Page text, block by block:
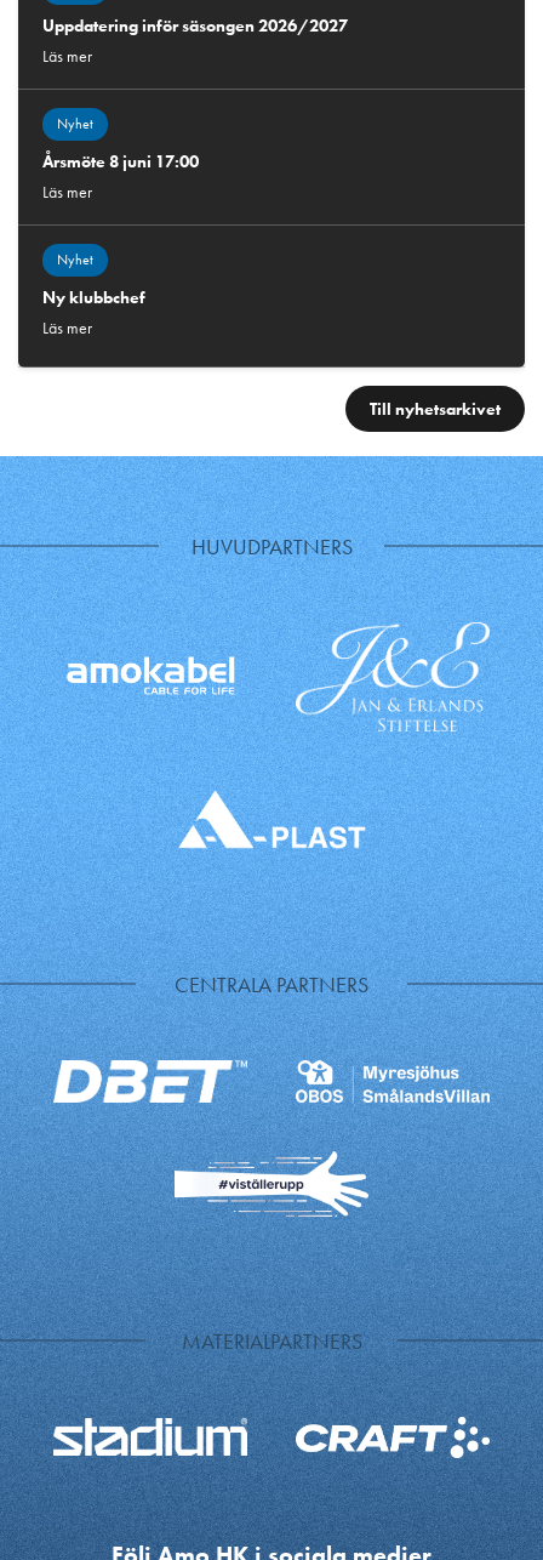
Uppdatering inför säsongen 2026/2027
Läs mer
Nyhet
Årsmöte 8 juni 17:00
Läs mer
Nyhet
Ny klubbchef
Läs mer
Till nyhetsarkivet
HUVUDPARTNERS
CENTRALA PARTNERS
MATERIALPARTNERS